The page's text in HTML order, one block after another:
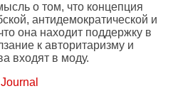
о том, что концепция
антидемократической и
она находит поддержку в
к авторитаризму и
входят в моду.